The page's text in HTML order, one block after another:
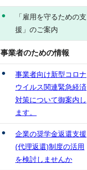
「雇用を守るための支
援」のご案内
事業者のための情報
事業者向け新型コロナ
ウイルス関連緊急経済
対策について御案内し
ます。
企業の奨学金返還支援
(代理返還)制度の活用
を検討しませんか